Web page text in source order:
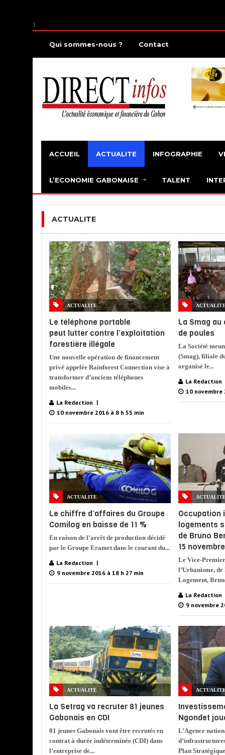
1
Qui sommes-nous ? Contact
ACCUEIL ACTUALITE INFOGRAPHIE
L’ECONOMIE GABONAISE TALENT
ACTUALITE
ACTUALITE
Le téléphone portable
peut lutter contre l’exploitation
forestière illégale
Une nouvelle opération de financement
privé appelée Rainforest Connection vise à
transformer d’anciens téléphones
mobiles...
La Redaction
10 novembre 2016 à 8 h 55 min
La Smag
de poules
La Société
(Smag), filiale
organisé le...
La Redaction
10 novembre
ACTUALITE
Le chiffre d’affaires du Groupe
Comilog en baisse de 11 %
En raison de l’arrêt de production décidé
par le Groupe Eramet dans le courant du...
La Redaction
9 novembre 2016 à 18 h 27 min
Occupation
logements
de Bruno
15 novembre
Le Vice-
l’Urbanisme,
Logement,
La Redaction
9 novembre
ACTUALITE
La Setrag va recruter 81 jeunes
Gabonais en CDI
81 jeunes Gabonais vont être recrutés en
contrat à durée indéterminée (CDI) dans
l’entreprise de...
Ngondet
L’Agence
Plan